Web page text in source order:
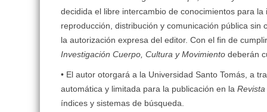
decidida el libre intercambio de conocimientos para
reproducción, distribución y comunicación pública
la autorización expresa del editor. Con el fin de
Investigación Cuerpo, Cultura y Movimiento deberán
• El autor otorgará a la Universidad Santo Tomás, a
automática y limitada para la publicación en la
índices y sistemas de búsqueda.